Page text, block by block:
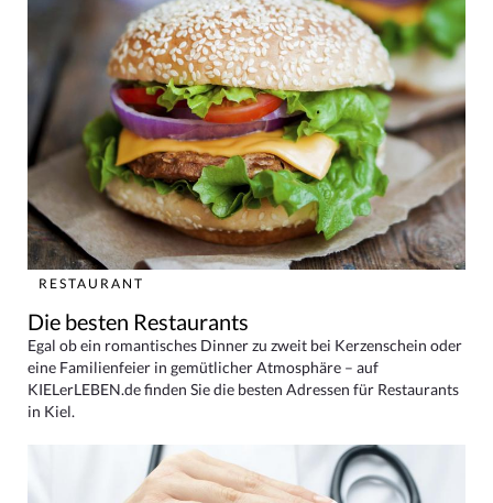
RESTAURANT
Die besten Restaurants
Egal ob ein romantisches Dinner zu zweit bei Kerzenschein oder
eine Familienfeier in gemütlicher Atmosphäre – auf
KIELerLEBEN.de finden Sie die besten Adressen für Restaurants
in Kiel.